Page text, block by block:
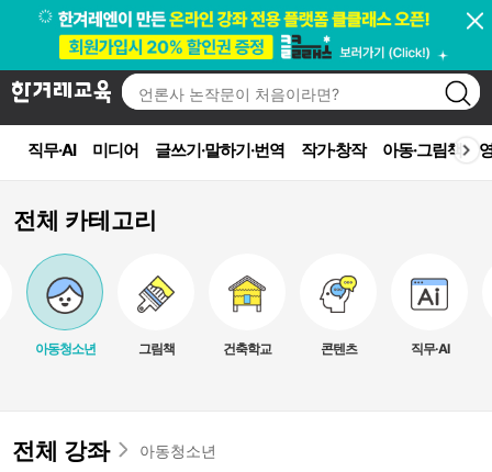
직무·AI 미디어 글쓰기·말하기·번역 작가·창작 아동·그림책
전체 카테고리
아동청소년 그림책 건축학교 콘텐츠 직무·AI
전체 강좌 아동청소년